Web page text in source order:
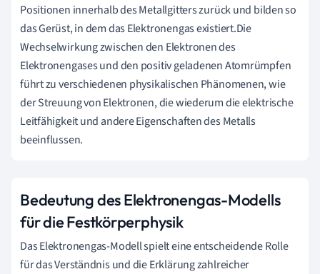
Positionen innerhalb des Metallgitters zurück und bilden so
das Gerüst, in dem das Elektronengas existiert.Die
Wechselwirkung zwischen den Elektronen des
Elektronengases und den positiv geladenen Atomrümpfen
führt zu verschiedenen physikalischen Phänomenen, wie
der Streuung von Elektronen, die wiederum die elektrische
Leitfähigkeit und andere Eigenschaften des Metalls
beeinflussen.
Bedeutung des Elektronengas-Modells
für die Festkörperphysik
Das Elektronengas-Modell spielt eine entscheidende Rolle
für das Verständnis und die Erklärung zahlreicher